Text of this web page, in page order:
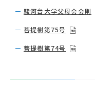
駿河台大学父母会会則
菩提樹第75号
菩提樹第74号